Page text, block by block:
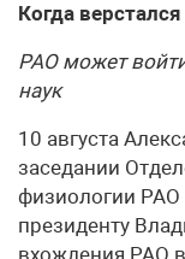
Когда
РАО может
наук
10 августа
заседании
физиологии РАО
президенту
вхождения РАО